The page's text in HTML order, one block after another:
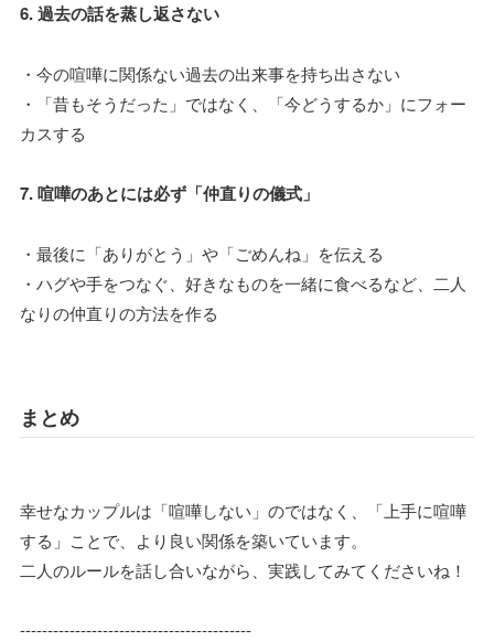
6. 過去の話を蒸し返さない
・今の喧嘩に関係ない過去の出来事を持ち出さない
・「昔もそうだった」ではなく、「今どうするか」にフォー
カスする
7. 喧嘩のあとには必ず「仲直りの儀式」
・最後に「ありがとう」や「ごめんね」を伝える
・ハグや手をつなぐ、好きなものを一緒に食べるなど、二人
なりの仲直りの方法を作る
まとめ
幸せなカップルは「喧嘩しない」のではなく、「上手に喧嘩
する」ことで、より良い関係を築いています。
二人のルールを話し合いながら、実践してみてくださいね！
------------------------------------------